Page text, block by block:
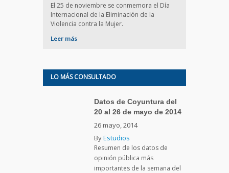
El 25 de noviembre se conmemora el Día
Internacional de la Eliminación de la
Violencia contra la Mujer.
Leer más
LO MÁS CONSULTADO
Datos de Coyuntura del
20 al 26 de mayo de 2014
26 mayo, 2014
ByEstudios
Resumen de los datos de
opinión pública más
importantes de la semana del